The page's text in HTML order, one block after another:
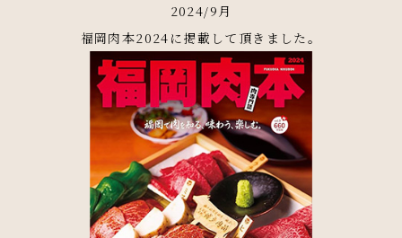
2024/9月
福岡肉本2024に掲載して頂きました。